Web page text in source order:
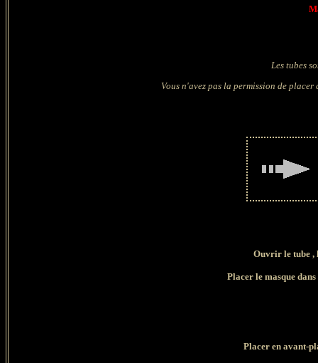
Les tubes
Vous n'avez pas la permission de
Ouvrir le tube
Placer le masque
Placer en avant-